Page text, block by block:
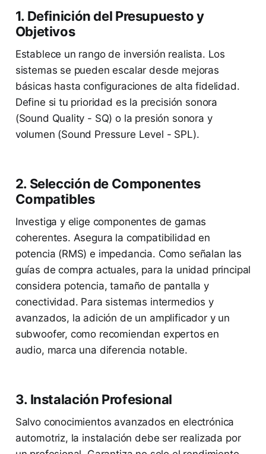
1. Definición del Presupuesto y
Objetivos
Establece un rango de inversión realista. Los
sistemas se pueden escalar desde mejoras
básicas hasta configuraciones de alta fidelidad.
Define si tu prioridad es la precisión sonora
(Sound Quality - SQ) o la presión sonora y
volumen (Sound Pressure Level - SPL).
2. Selección de Componentes
Compatibles
Investiga y elige componentes de gamas
coherentes. Asegura la compatibilidad en
potencia (RMS) e impedancia. Como señalan las
guías de compra actuales, para la unidad principal
considera potencia, tamaño de pantalla y
conectividad. Para sistemas intermedios y
avanzados, la adición de un amplificador y un
subwoofer, como recomiendan expertos en
audio, marca una diferencia notable.
3. Instalación Profesional
Salvo conocimientos avanzados en electrónica
automotriz, la instalación debe ser realizada por